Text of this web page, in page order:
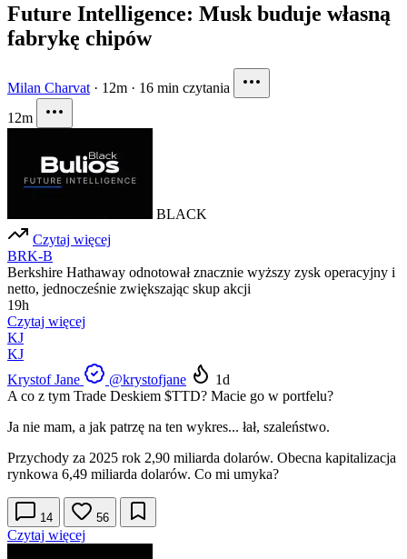
Future Intelligence: Musk buduje własną
fabrykę chipów
Milan Charvat · 12m · 16 min czytania
12m
BLACK
Czytaj więcej
BRK-B
Berkshire Hathaway odnotował znacznie wyższy zysk operacyjny i
netto, jednocześnie zwiększając skup akcji
19h
Czytaj więcej
KJ
KJ
Krystof Jane
@krystofjane
1d
A co z tym Trade Deskiem $TTD? Macie go w portfelu?
Ja nie mam, a jak patrzę na ten wykres... łał, szaleństwo.
Przychody za 2025 rok 2,90 miliarda dolarów. Obecna kapitalizacja
rynkowa 6,49 miliarda dolarów. Co mi umyka?
14 56
Czytaj więcej